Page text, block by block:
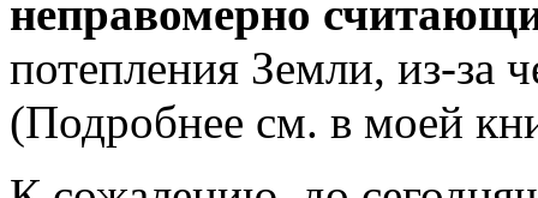
неправомерно
потепления Земли, из-за
(Подробнее см. в моей